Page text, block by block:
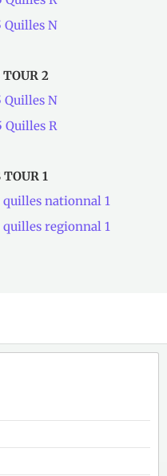
Quilles N
TOUR 2
Quilles N
Quilles R
1
quilles nationnal 1
regionnal 1